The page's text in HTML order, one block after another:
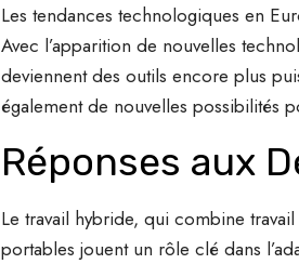
Les tendances technologiques en
Avec l’apparition de nouvelles
deviennent des outils encore plus
également de nouvelles possibilités
Réponses aux
Le travail hybride, qui combine
portables jouent un rôle clé dans